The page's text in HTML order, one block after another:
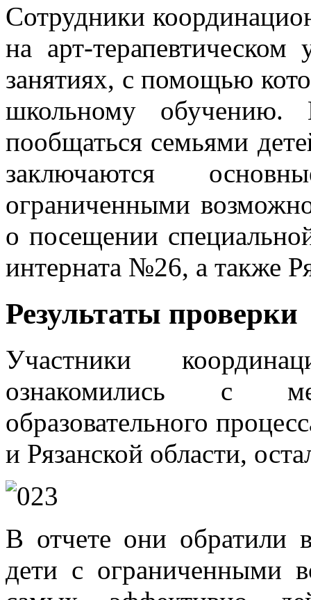
Сотрудники
на арт-
занятиях, с помощью
школьному обучению.
пообщаться семьями
заключаются
ограниченными
о посещении
интерната №26, а также
Результаты проверки
Участники
ознакомились с
образовательного
и Рязанской области,
В отчете они обратили
дети с ограниченными